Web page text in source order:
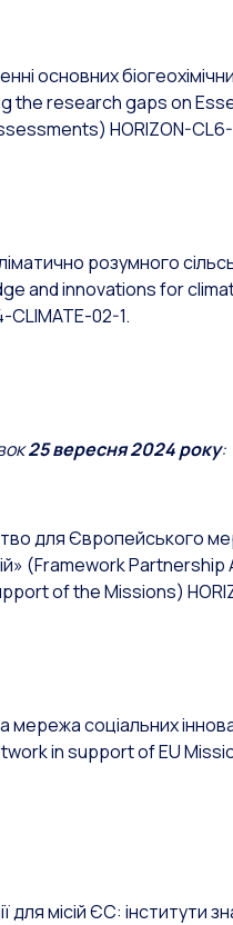
the research gaps on
HORIZON-
розумного
and innovations for
02-1.
25 вересня 2024 року:
Європейського
(Framework
of the Missions)
соціальних
in support of EU
місій ЄС: інститути